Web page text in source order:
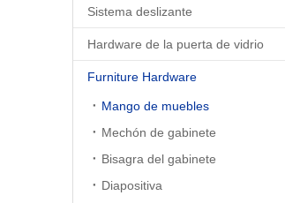
Sistema deslizante
Hardware de la puerta de vidrio
Furniture Hardware
Mango de muebles
Mechón de gabinete
Bisagra del gabinete
Diapositiva